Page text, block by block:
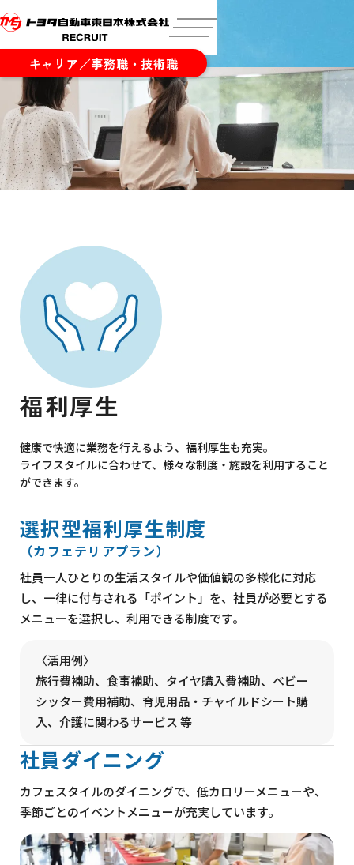
キャリア／事務職・技術職
制度・福利厚生
福利厚生
健康で快適に業務を行えるよう、福利厚生も充実。
ライフスタイルに合わせて、様々な制度・施設を利用すること
ができます。
選択型福利厚生制度
（カフェテリアプラン）
社員一人ひとりの生活スタイルや価値観の多様化に対応
し、一律に付与される「ポイント」を、社員が必要とする
メニューを選択し、利用できる制度です。
〈活用例〉
旅行費補助、食事補助、タイヤ購入費補助、ベビー
シッター費用補助、育児用品・チャイルドシート購
入、介護に関わるサービス 等
社員ダイニング
カフェスタイルのダイニングで、低カロリーメニューや、
季節ごとのイベントメニューが充実しています。